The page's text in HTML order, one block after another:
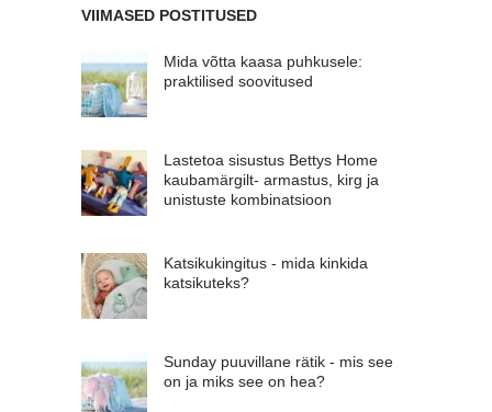
VIIMASED POSTITUSED
Mida võtta kaasa puhkusele:
praktilised soovitused
Lastetoa sisustus Bettys Home
kaubamärgilt- armastus, kirg ja
unistuste kombinatsioon
Katsikukingitus - mida kinkida
katsikuteks?
Sunday puuvillane rätik - mis see
on ja miks see on hea?